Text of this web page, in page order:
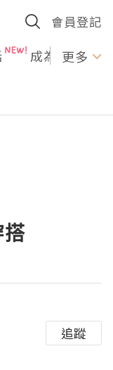
會員登記
成為U更多
追蹤